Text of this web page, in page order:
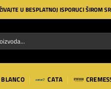
U BESPLATNOJ ISPORUCI ŠIROM
BLANCO CATA